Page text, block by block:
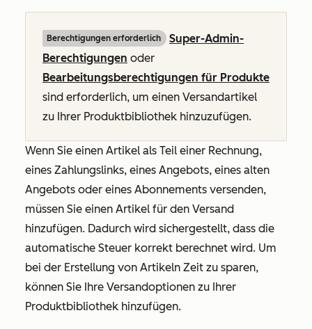
Berechtigungen erforderlich
Super-Admin-
Berechtigungen oder
Bearbeitungsberechtigungen für Produkte
sind erforderlich, um einen Versandartikel
zu Ihrer Produktbibliothek hinzuzufügen.
Wenn Sie einen Artikel als Teil einer Rechnung,
eines Zahlungslinks, eines Angebots, eines alten
Angebots oder eines Abonnements versenden,
müssen Sie einen Artikel für den Versand
hinzufügen. Dadurch wird sichergestellt, dass die
automatische Steuer korrekt berechnet wird. Um
bei der Erstellung von Artikeln Zeit zu sparen,
können Sie Ihre Versandoptionen zu Ihrer
Produktbibliothek hinzufügen.